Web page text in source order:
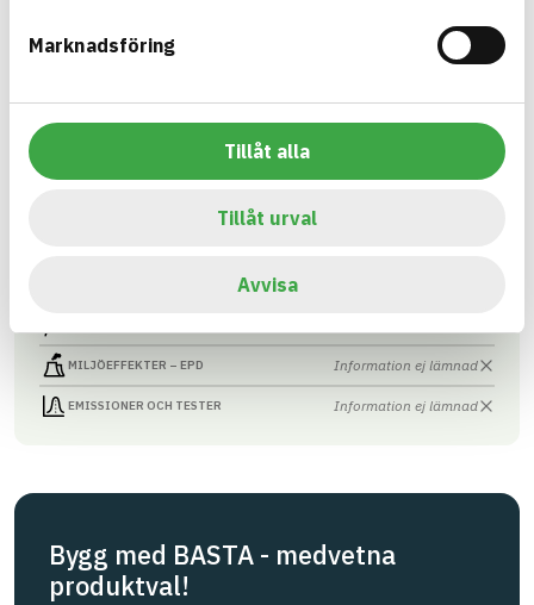
Marknadsföring
Tillåt alla
Tillåt urval
Avvisa
samt nedgrävda längsgående ledningar
10990000
BK04-KOD
GTIN
Grön Infra Sverige AB
VARUMÄRKE
Grön Infra
741787
HÄLSO- OCH MILJÖ­FARLIGHET
MILJÖEFFEKTER – EPD Information ej lämnad
EMISSIONER OCH TESTER Information ej lämnad
Bygg med BASTA - medvetna
produktval!